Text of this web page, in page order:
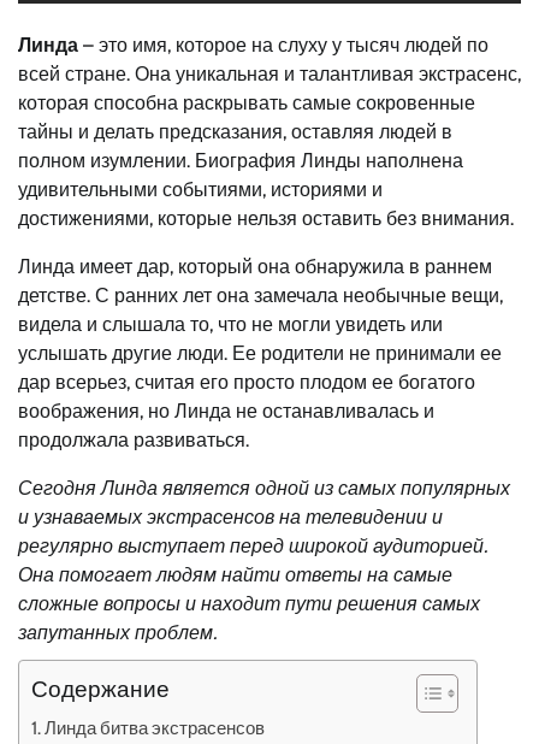
Линда – это имя, которое на слуху у тысяч людей по
всей стране. Она уникальная и талантливая экстрасенс,
которая способна раскрывать самые сокровенные
тайны и делать предсказания, оставляя людей в
полном изумлении. Биография Линды наполнена
удивительными событиями, историями и
достижениями, которые нельзя оставить без внимания.
Линда имеет дар, который она обнаружила в раннем
детстве. С ранних лет она замечала необычные вещи,
видела и слышала то, что не могли увидеть или
услышать другие люди. Ее родители не принимали ее
дар всерьез, считая его просто плодом ее богатого
воображения, но Линда не останавливалась и
продолжала развиваться.
Сегодня Линда является одной из самых популярных
и узнаваемых экстрасенсов на телевидении и
регулярно выступает перед широкой аудиторией.
Она помогает людям найти ответы на самые
сложные вопросы и находит пути решения самых
запутанных проблем.
Содержание
Линда битва экстрасенсов